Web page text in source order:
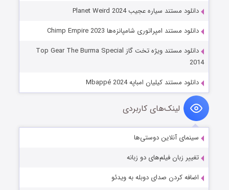
دانلود مستند سیاره عجیب Planet Weird 2024
دانلود مستند امپراتوری شامپانزه‌ها Chimp Empire 2023
دانلود مستند ویژه تخت گاز Top Gear The Burma Special
2014
دانلود مستند کیلیان امباپه Mbappé 2024
لینک‌های کاربردی
سینمای آنلاین دوستی‌ها
تغییر زبان فیلم‌های دو زبانه
اضافه کردن صدای دوبله به ویدئو